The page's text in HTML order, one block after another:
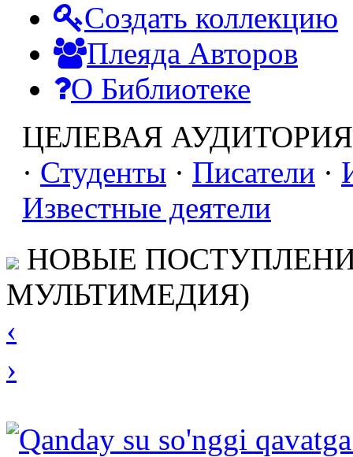
Создать коллекцию
Плеяда Авторов
О Библиотеке
ЦЕЛЕВАЯ
· Студенты · Писатели ·
Известные деятели
НОВЫЕ
МУЛЬТИМЕДИЯ)
‹
›